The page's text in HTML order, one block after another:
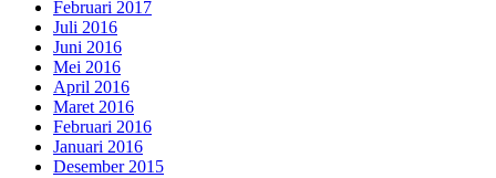
Februari 2017
Juli 2016
Juni 2016
Mei 2016
April 2016
Maret 2016
Februari 2016
Januari 2016
Desember 2015